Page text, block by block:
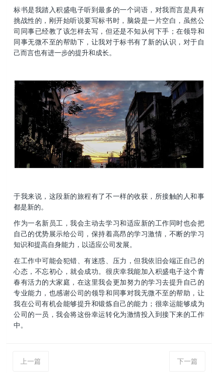
标书是我踏入积盛电子听到最多的一个词语，对我而言是具有
挑战性的，刚开始听说要写标书时，脑袋是一片空白，虽然公
司同事已经教了该怎样去写，但还是不知从何下手；在领导和
同事无微不至的帮助下，让我对于标书有了新的认识，对于自
己而言也有进一步的提升和成长。
于我来说，这段新的旅程有了不一样的收获，所接触的人和事
都是新的。
作为一名新员工，我会主动去学习和适应新的工作同时也会把
自己的优势展示给公司，保持着高昂的学习激情，不断的学习
知识和提高自身能力，以适应公司发展。
在工作中可能会犯错、有迷惑、压力，但我依旧会端正自己的
心态，不忘初心，就会成功。很庆幸我能加入积盛电子这个青
春有活力的大家庭，在这里我会更加努力的学习去提升自己的
专业能力，也感谢公司的领导和同事对我无微不至的帮助，让
我在公司有机会能够提升和锻炼自己的能力；很幸运能够成为
公司的一员，我会将这份幸运转化为激情投入到接下来的工作
中。
上一篇 下一篇